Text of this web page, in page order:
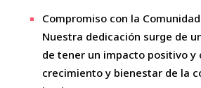
Compromiso con la
Nuestra dedicación surge de
de tener un impacto positivo y
crecimiento y bienestar de la